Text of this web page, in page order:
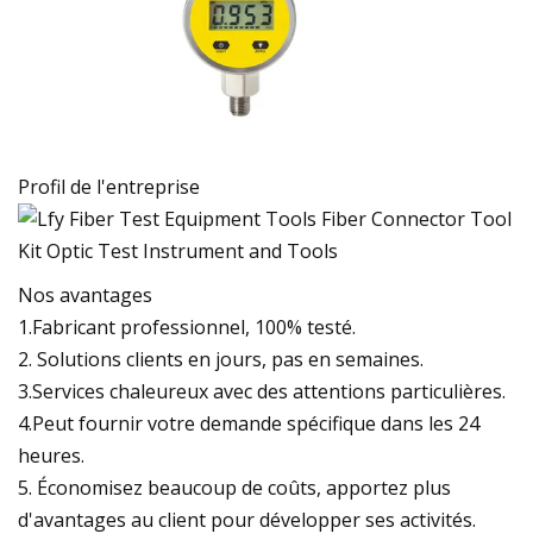
Profil de l'entreprise
Nos avantages
1.Fabricant professionnel, 100% testé.
2. Solutions clients en jours, pas en semaines.
3.Services chaleureux avec des attentions particulières.
4.Peut fournir votre demande spécifique dans les 24
heures.
5. Économisez beaucoup de coûts, apportez plus
d'avantages au client pour développer ses activités.